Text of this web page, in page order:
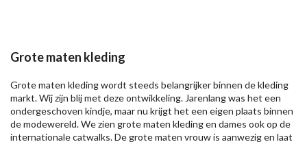
Grote maten kleding
Grote maten kleding wordt steeds belangrijker binnen de kleding
markt. Wij zijn blij met deze ontwikkeling. Jarenlang was het een
ondergeschoven kindje, maar nu krijgt het een eigen plaats binnen
de modewereld. We zien grote maten kleding en dames ook op de
internationale catwalks. De grote maten vrouw is aanwezig en laat